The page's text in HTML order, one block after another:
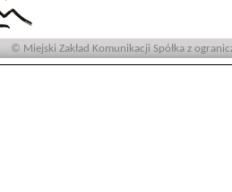
© Miejski Zakład Komunikacji Spółka z